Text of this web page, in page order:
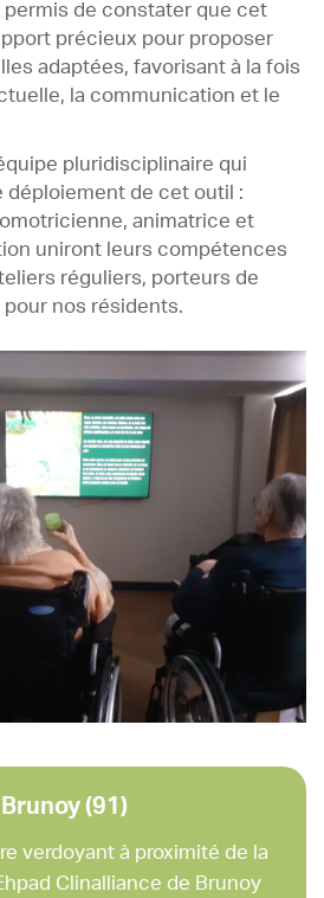
permis de constater que cet
précieux pour proposer
adaptées, favorisant à la fois
la communication et le
pluridisciplinaire qui
déploiement de cet outil :
animatrice et
uniront leurs compétences
réguliers, porteurs de
nos résidents.
(91)
verdoyant à proximité de la
Clinalliance de Brunoy